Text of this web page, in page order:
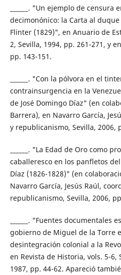
______. "Un ejemplo de censura
decimonónico: la Carta al
Flinter (1829)", en Anuario de
2, Sevilla, 1994, pp. 261-271, y
pp. 143-151.
______. "Con la pólvora en el
contrainsurgencia en la
de José Domingo Díaz" (en
Barrera), en Navarro García,
y republicanismo, Sevilla, 2006,
______. "La Edad de Oro como
caballeresco en los panfletos
Díaz (1826-1828)" (en
Navarro García, Jesús Raúl,
republicanismo, Sevilla, 2006,
______. "Fuentes
gobierno de Miguel de la Torre
desintegración colonial a la
en Revista de Historia, vols. 5-6,
1987, pp. 44-62. Apareció